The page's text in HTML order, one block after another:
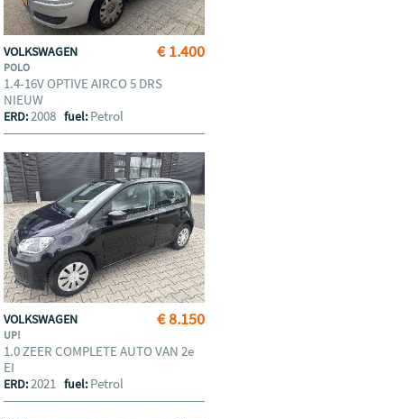
€ 1.400
VOLKSWAGEN
POLO
1.4-16V OPTIVE AIRCO 5 DRS
NIEUW
ERD:2008fuel: Petrol
€ 8.150
VOLKSWAGEN
UP!
1.0 ZEER COMPLETE AUTO VAN 2e
EI
ERD:2021fuel: Petrol